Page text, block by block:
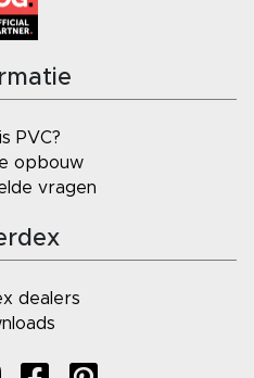
PVC?
opbouw
vragen
dealers